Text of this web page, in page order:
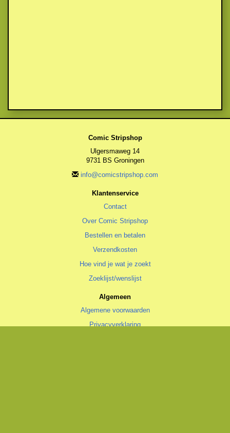
Comic Stripshop
Ulgersmaweg 14
9731 BS Groningen
info@comicstripshop.com
Klantenservice
Contact
Over Comic Stripshop
Bestellen en betalen
Verzendkosten
Hoe vind je wat je zoekt
Zoeklijst/wenslijst
Algemeen
Algemene voorwaarden
Privacyverklaring